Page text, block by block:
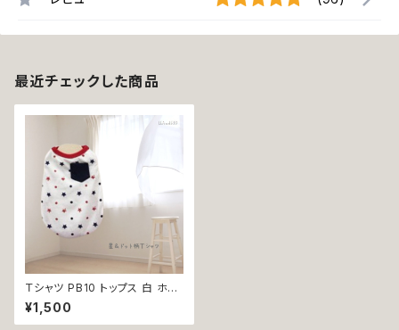
最近チェックした商品
Ｔシャツ PB10 トップス 白 ホワ
イト 星 ドックウェア 小型犬 犬
猫 dog cat ペット 服 犬服 猫
¥1,500